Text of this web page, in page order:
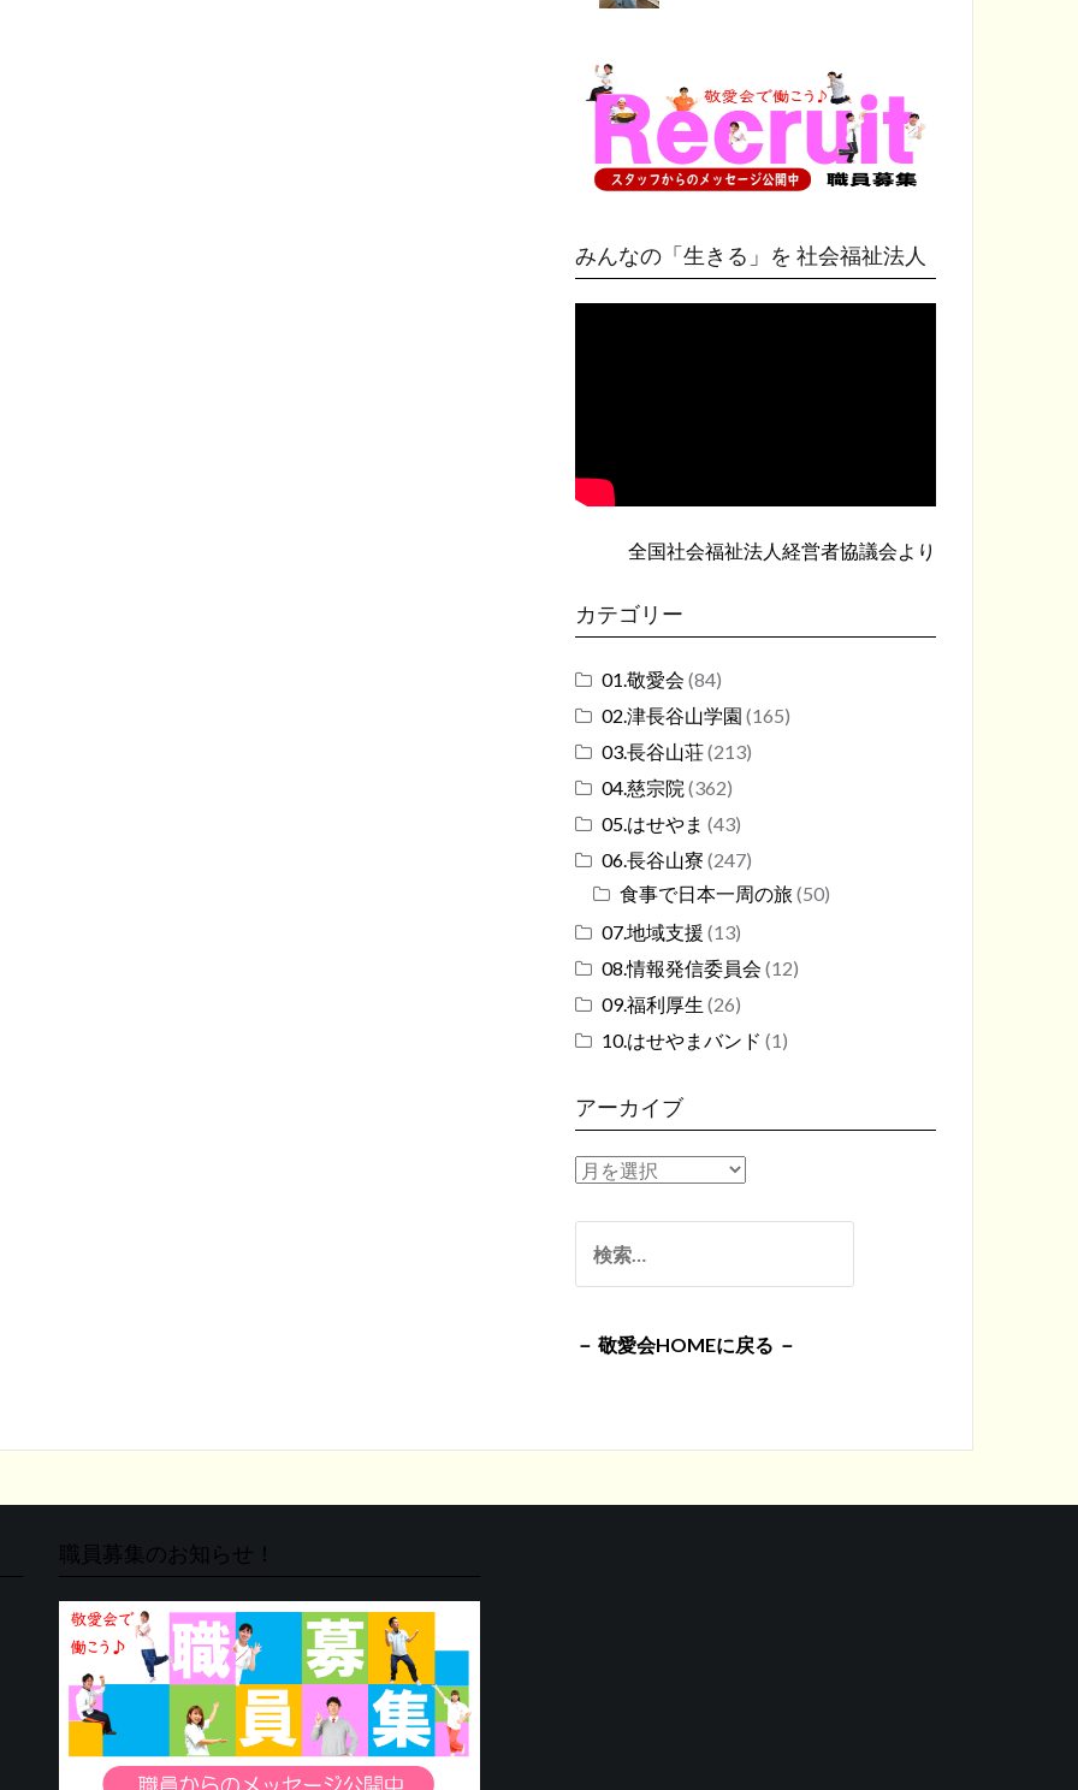
みんなの「生きる」を 社会福祉法人
全国社会福祉法人経営者協議会より
カテゴリー
01.敬愛会 (84)
02.津長谷山学園 (165)
03.長谷山荘(213)
04.慈宗院 (362)
05.はせやま (43)
06.長谷山寮 (247)
食事で日本一周の旅 (50)
07.地域支援 (13)
08.情報発信委員会 (12)
09.福利厚生 (26)
10.はせやまバンド (1)
アーカイブ
ア
カ
ブ
索:
－ 敬愛会HOMEに戻る －
職員募集のお知らせ！